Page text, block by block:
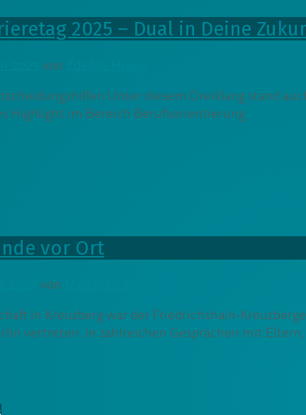
2025 – Dual in Deine
von
Unter diesem Dreiklang stand
Highlight im Bereich Berufsorientierung
vor Ort
von
in Kreuzberg war der Friedrichshain-
vertreten. In zahlreichen Gesprächen mit